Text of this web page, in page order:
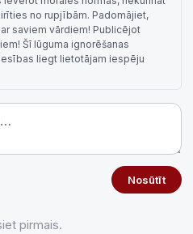
no rupjībām. Padomājiet,
saviem vārdiem! Publicējot
Šī lūguma ignorēšanas
liegt lietotājam iespēju
Nosūtīt
pirmais.